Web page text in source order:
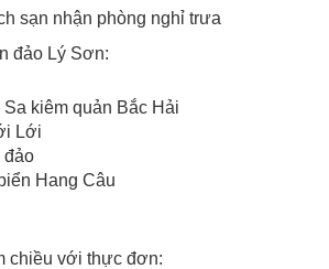
sạn nhận phòng nghỉ trưa
đảo Lý Sơn:
kiêm quản Bắc Hải
Lới
đảo
Hang Câu
chiều với thực đơn: